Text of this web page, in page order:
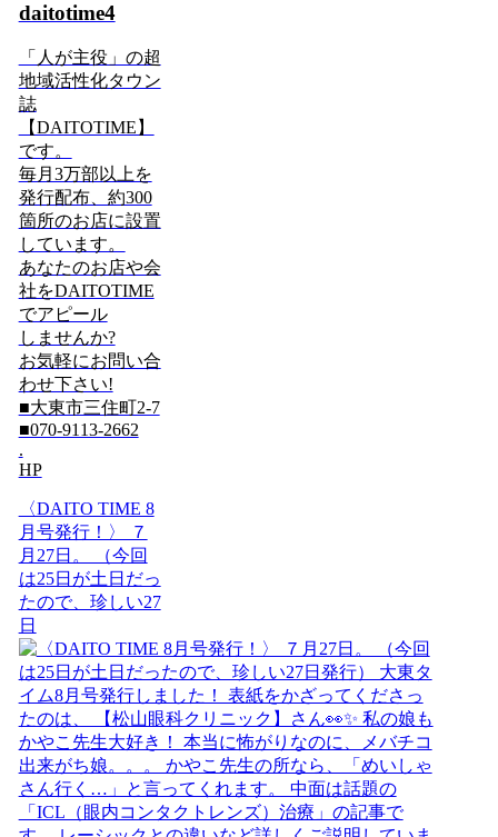
daitotime4
「人が主役」の超
地域活性化タウン
誌
【DAITOTIME】
です。
毎月3万部以上を
発行配布、約300
箇所のお店に設置
しています。
あなたのお店や会
社をDAITOTIME
でアピール
しませんか?
お気軽にお問い合
わせ下さい!
■大東市三住町2-7
■070-9113-2662
.
HP
〈DAITO TIME 8
月号発行！〉 ７
月27日。 （今回
は25日が土日だっ
たので、珍しい27
日